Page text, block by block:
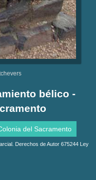
bélico -
del Sacramento
Derechos de Autor 675244 Ley